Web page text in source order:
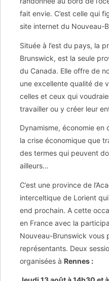
fait envie. C’est celle qui
site internet du Nouveau-
Située à l’est du pays, la
Brunswick, est la seule
du Canada. Elle offre de
une excellente qualité de
celles et ceux qui
travailler ou y créer leur
Dynamisme, économie
la crise économique que
des termes qui peuvent
ailleurs…
C’est une province de
interceltique de Lorient
end prochain. A cette
en France avec la
Nouveau-Brunswick vous
représentants. Deux
organisées à Rennes :